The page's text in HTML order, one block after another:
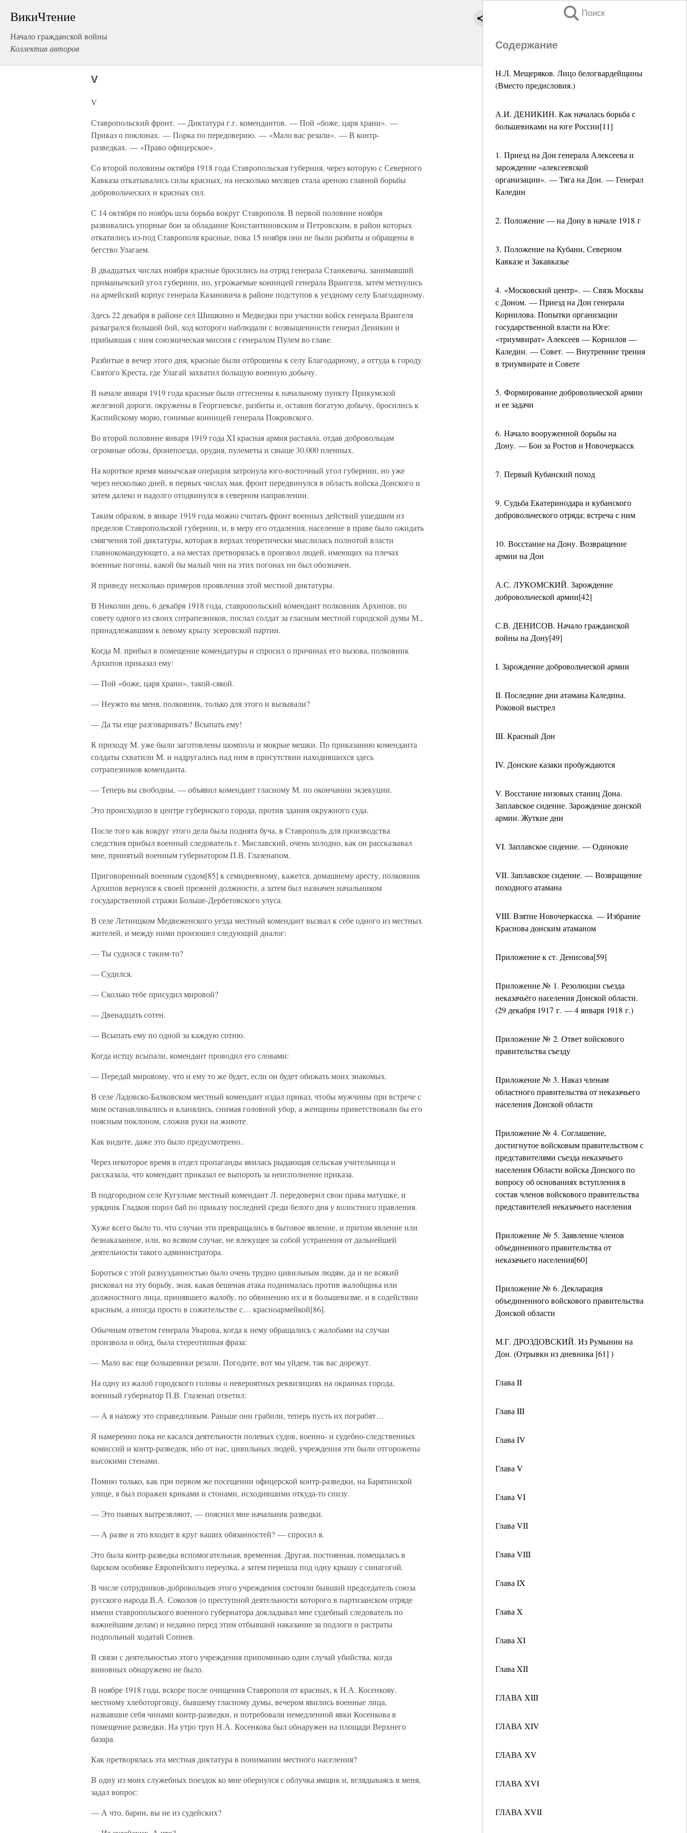
ВикиЧтение
Начало гражданской войны
Коллектив авторов
Поиск
Содержание
Н.Л. Мещеряков. Лицо белогвардейщины
(Вместо предисловия.)
А.И. ДЕНИКИН. Как началась борьба с
большевиками на юге России[11]
1. Приезд на Дон генерала Алексеева и
зарождение «алексеевской
организации». — Тяга на Дон. — Генерал
Каледин
2. Положение — на Дону в начале 1918 г
3. Положение на Кубани, Северном
Кавказе и Закавказье
4. «Московский центр». — Связь Москвы
с Доном. — Приезд на Дон генерала
Корнилова. Попытки организации
государственной власти на Юге:
«триумвират» Алексеев — Корнилов —
Каледин. — Совет. — Внутренние трения
в триумвирате и Совете
5. Формирование добровольческой армии
и ее задачи
6. Начало вооруженной борьбы на
Дону. — Бои за Ростов и Новочеркасск
7. Первый Кубанский поход
9. Судьба Екатеринодара и кубанского
добровольческого отряда; встреча с ним
10. Восстание на Дону. Возвращение
армии на Дон
А.С. ЛУКОМСКИЙ. Зарождение
добровольческой армии[42]
С.В. ДЕНИСОВ. Начало гражданской
войны на Дону[49]
I. Зарождение добровольческой армии
II. Последние дни атамана Каледина.
Роковой выстрел
III. Красный Дон
IV. Донские казаки пробуждаются
V. Восстание низовых станиц Дона.
Заплавское сидение. Зарождение донской
армии. Жуткие дни
VI. Заплавское сидение. — Одинокие
VII. Заплавское сидение. — Возвращение
походного атамана
VIII. Взятие Новочеркасска. — Избрание
Краснова донским атаманом
Приложение к ст. Денисова[59]
Приложение № 1. Резолюции съезда
неказачьёго населения Донской области.
(29 декабря 1917 г. — 4 января 1918 г.)
Приложение № 2. Ответ войскового
правительства съезду
Приложение № 3. Наказ членам
областного правительства от неказачьего
населения Донской области
Приложение № 4. Соглашение,
достигнутое войсковым правительством с
представителями съезда неказачьего
населения Области войска Донского по
вопросу об основаниях вступления в
состав членов войскового правительства
представителей неказачьего населения
Приложение № 5. Заявление членов
объединенного правительства от
неказачьего населения[60]
Приложение № 6. Декларация
объединенного войскового правительства
Донской области
М.Г. ДРОЗДОВСКИЙ. Из Румынии на
Дон. (Отрывки из дневника [61] )
Глава II
Глава III
Глава IV
Глава V
Глава VI
Глава VII
Глава VIII
Глава IX
Глава X
Глава XI
Глава XII
ГЛАВА XIII
ГЛАВА XIV
ГЛАВА XV
ГЛАВА XVI
ГЛАВА XVII
V
V
Ставропольский фронт. — Диктатура г.г. комендантов. — Пой «боже, царя храни». —
Приказ о поклонах. — Порка по передоверию. — «Мало вас резали». — В контр-
разведках. — «Право офицерское».
Со второй половины октября 1918 года Ставропольская губерния, через которую с Северного
Кавказа откатывались силы красных, на несколько месяцев стала ареною главной борьбы
добровольческих и красных сил.
С 14 октября по ноябрь шла борьба вокруг Ставрополя. В первой половине ноября
развивались упорные бои за обладание Константиновским и Петровским, в район которых
откатились из-под Ставрополя красные, пока 15 ноября они не были разбиты и обращены в
бегство Улагаем.
В двадцатых числах ноября красные бросились на отряд генерала Станкевича, занимавший
приманычский угол губернии, но, угрожаемые конницей генерала Врангеля, затем метнулись
на армейский корпус генерала Казановича в районе подступов к уездному селу Благодарному.
Здесь 22 декабря в районе сел Шишкино и Медведки при участии войск генерала Врангеля
разыгрался большой бой, ход которого наблюдали с возвышенности генерал Деникин и
прибывшая с ним союзническая миссия с генералом Пулем во главе.
Разбитые в вечер этого дня, красные были отброшены к селу Благодарному, а оттуда к городу
Святого Креста, где Улагай захватил большую военную добычу.
В начале января 1919 года красные были оттеснены к начальному пункту Прикумской
железной дороги, окружены в Георгиевске, разбиты и, оставив богатую добычу, бросились к
Каспийскому морю, гонимые конницей генерала Покровского.
Во второй половине января 1919 года XI красная армия растаяла, отдав добровольцам
огромные обозы, бронепоезда, орудия, пулеметы и свыше 30.000 пленных.
На короткое время манычская операция затронула юго-восточный угол губернии, но уже
через несколько дней, в первых числах мая, фронт передвинулся в область войска Донского и
затем далеко и надолго отодвинулся в северном направлении.
Таким образом, в январе 1919 года можно считать фронт военных действий ушедшим из
пределов Ставропольской губернии, и, в меру его отдаления, население в праве было ожидать
смягчения той диктатуры, которая в верхах теоретически мыслилась полнотой власти
главнокомандующего, а на местах претворялась в произвол людей, имеющих на плечах
военные погоны, какой бы малый чин на этих погонах ни был обозначен.
Я приведу несколько примеров проявления этой местной диктатуры.
В Николин день, 6 декабря 1918 года, ставропольский комендант полковник Архипов, по
совету одного из своих сотрапезников, послал солдат за гласным местной городской думы М.,
принадлежавшим к левому крылу эсеровской партии.
Когда М. прибыл в помещение комендатуры и спросил о причинах его вызова, полковник
Архипов приказал ему:
— Пой «боже, царя храни», такой-сякой.
— Неужто вы меня, полковник, только для этого и вызывали?
— Да ты еще разговаривать? Всыпать ему!
К приходу М. уже были заготовлены шомпола и мокрые мешки. По приказанию коменданта
солдаты схватили М. и надругались над ним в присутствии находившихся здесь
сотрапезников коменданта.
— Теперь вы свободны, — объявил комендант гласному М. по окончании экзекуции.
Это происходило в центре губернского города, против здания окружного суда.
После того как вокруг этого дела была поднята буча, в Ставрополь для производства
следствия прибыл военный следователь г. Миславский, очень холодно, как он рассказывал
мне, принятый военным губернатором П.В. Глазенапом.
Приговоренный военным судом[85] к семидневному, кажется, домашнему аресту, полковник
Архипов вернулся к своей прежней должности, а затем был назначен начальником
государственной стражи Больше-Дербетовского улуса.
В селе Летницком Медвеженского уезда местный комендант вызвал к себе одного из местных
жителей, и между ними произошел следующий диалог:
— Ты судился с таким-то?
— Судился.
— Сколько тебе присудил мировой?
— Двенадцать сотен.
— Всыпать ему по одной за каждую сотню.
Когда истцу всыпали, комендант проводил его словами:
— Передай мировому, что и ему то же будет, если он будет обижать моих знакомых.
В селе Ладовско-Балковском местный комендант издал приказ, чтобы мужчины при встрече с
мим останавливались и кланялись, снимая головной убор, а женщины приветствовали бы его
поясным поклоном, сложив руки на животе.
Как видите, даже это было предусмотрено..
Через некоторое время в отдел пропаганды явилась рыдающая сельская учительница и
рассказала, что комендант приказал ее выпороть за неисполнение приказа.
В подгородном селе Кугульме местный комендант Л. передоверил свои права матушке, и
урядник Гладков порол баб по приказу последней среди белого дня у волостного правления.
Хуже всего было то, что случаи эти превращались в бытовое явление, и притом явление или
безнаказанное, или, во всяком случае, не влекущее за собой устранения от дальнейшей
деятельности такого администратора.
Бороться с этой разнузданностью было очень трудно цивильным людям, да и не всякий
рисковал на эту борьбу, зная, какая бешеная атака поднималась против жалобщика или
должностного лица, принявшего жалобу, по обвинению их и в большевизме, и в содействии
красным, а иногда просто в сожительстве с… красноармейкой[86].
Обычным ответом генерала Уварова, когда к нему обращались с жалобами на случаи
произвола и обид, была стереотипная фраза:
— Мало вас еще большевики резали. Погодите, вот мы уйдем, так вас дорежут.
На одну из жалоб городского головы о невероятных реквизициях на окраинах города,
военный губернатор П.В. Глазенап ответил:
— А я нахожу это справедливым. Раньше они грабили, теперь пусть их пограбят…
Я намеренно пока не касался деятельности полевых судов, военно- и судебно-следственных
комиссий и контр-разведок, ибо от нас, цивильных людей, учреждения эти были отгорожены
высокими стенами.
Помню только, как при первом же посещении офицерской контр-разведки, на Барятинской
улице, я был поражен криками и стонами, исходившими откуда-то снизу.
— Это пьяных вытрезвляют, — пояснил мне начальник разведки.
— А разве и это входит в круг ваших обязанностей? — спросил я.
Это была контр-разведка вспомогательная, временная. Другая, постоянная, помещалась в
барском особняке Европейского переулка, а затем перешла под одну крышу с синагогой.
В числе сотрудников-добровольцев этого учреждения состояли бывший председатель союза
русского народа В.А. Соколов (о преступной деятельности которого в партизанском отряде
имени ставропольского военного губернатора докладывал мне судебный следователь по
важнейшим делам) и недавно перед этим отбывший наказание за подлоги и растраты
подпольный ходатай Сопнев.
В связи с деятельностью этого учреждения припоминаю один случай убийства, когда
виновных обнаружено не было.
В ноябре 1918 года, вскоре после очищения Ставрополя от красных, к Н.А. Косенкову,
местному хлеботорговцу, бывшему гласному думы, вечером явились военные лица,
назвавшие себя чинами контр-разведки, и потребовали немедленной явки Косенкова в
помещение разведки. На утро труп Н.А. Косенкова был обнаружен на площади Верхнего
базара.
Как претворялась эта местная диктатура в понимании местного населения?
В одну из моих служебных поездок ко мне обернулся с облучка ямщик и, вглядываясь в меня,
задал вопрос:
— А что, барин, вы не из судейских?